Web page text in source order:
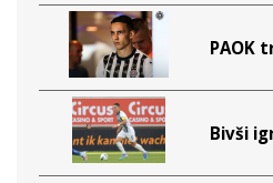
PAOK
Bivši